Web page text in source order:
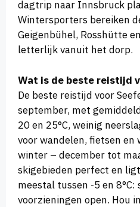
dagtrip naar Innsbruck
Wintersporters bereiken
Geigenbühel, Rosshütte
letterlijk vanuit het dorp.
Wat is de beste reistijd
De beste reistijd voor
september, met
20 en 25°C, weinig
voor wandelen, fietsen
winter – december tot
skigebieden perfect en
meestal tussen -5 en
voorzieningen open. Hou